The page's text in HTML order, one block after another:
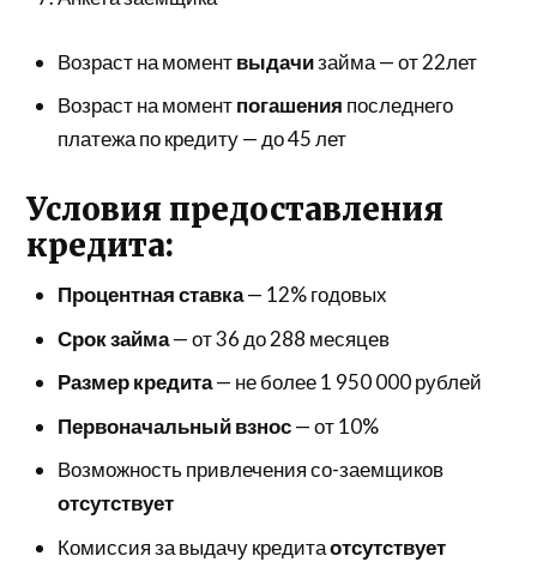
Возраст на моментвыдачизайма — от 22лет
Возраст на моментпогашения последнего
платежа по кредиту — до 45 лет
Условия предоставления
кредита:
Процентная ставка— 12% годовых
Срок займа— от 36 до 288 месяцев
Размер кредита— не более 1 950 000 рублей
Первоначальный взнос— от 10%
Возможность привлечения со-заемщиков
отсутствует
Комиссия за выдачу кредитаотсутствует